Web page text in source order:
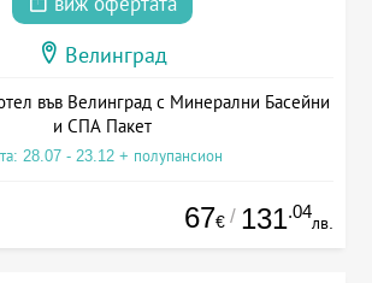
Велинград
във Велинград с Минерални Басейни
и СПА Пакет
28.07 - 23.12 + полупансион
67€ / 131.04
лв.